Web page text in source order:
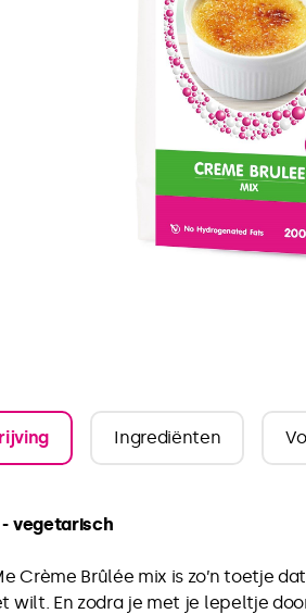
Ingrediënten
vegetarisch
Crème Brûlée mix is zo’n toetje
wilt. En zodra je met je lepeltje